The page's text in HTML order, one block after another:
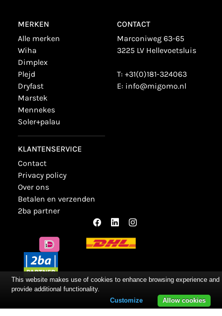
MERKEN
alle merken
wiha
dimplex
plejd
dryfast
marstek
mennekes
soler+palau
KLANTENSERVICE
contact
privacy policy
over ons
betalen en verzenden
2ba partner
CONTACT
Marconiweg 63-65
3225 LV Hellevoetsluis
T: +31(0)181-324063
E: info@migomo.nl
This website makes use of cookies to enhance browsing experience and
provide additional functionality.
Allow cookies
Customize